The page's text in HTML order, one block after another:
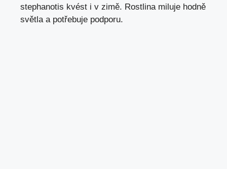
stephanotis kvést i v zimě. Rostlina miluje hodně
světla a potřebuje podporu.